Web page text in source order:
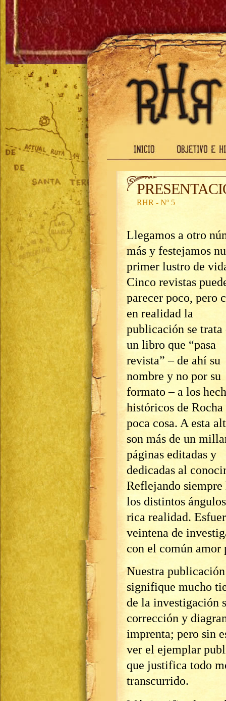
RHR - Nº 5
Llegamos a otro
más y festejamos
primer lustro de
Cinco revistas
parecer poco, pero
en realidad la
publicación se trata
un libro que “pasa
revista” – de ahí su
nombre y no por su
formato – a los
históricos de Rocha
poca cosa. A esta
son más de un
páginas editadas y
dedicadas al
Reflejando
los distintos
rica realidad.
veintena de
con el común amor
Nuestra
signifique mucho
de la investigación
corrección y
imprenta; pero sin
ver el ejemplar
que justifica todo
transcurrido.